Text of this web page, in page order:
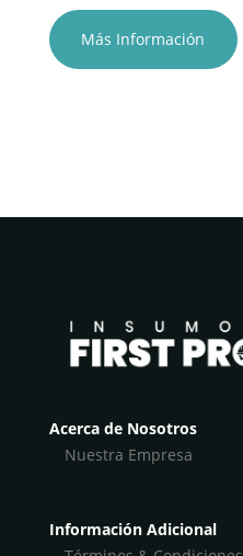
Más Información
Acerca de Nosotros
Nuestra Empresa
Información Adicional